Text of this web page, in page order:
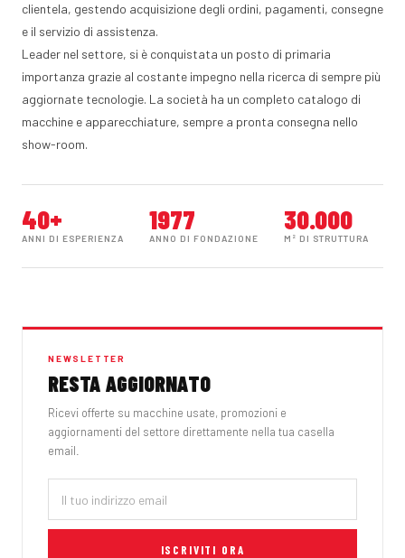
clientela, gestendo acquisizione degli ordini, pagamenti, consegne
e il servizio di assistenza.
Leader nel settore, si è conquistata un posto di primaria
importanza grazie al costante impegno nella ricerca di sempre più
aggiornate tecnologie. La società ha un completo catalogo di
macchine e apparecchiature, sempre a pronta consegna nello
show-room.
40+
ANNI DI ESPERIENZA
1977
ANNO DI FONDAZIONE
30.000
M² DI STRUTTURA
NEWSLETTER
RESTA AGGIORNATO
Ricevi offerte su macchine usate, promozioni e
aggiornamenti del settore direttamente nella tua casella
email.
ISCRIVITI ORA